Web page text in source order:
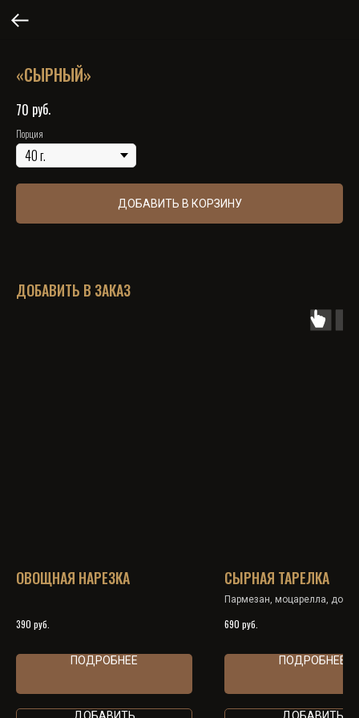
«СЫРНЫЙ»
70 руб.
Порция
ДОБАВИТЬ В КОРЗИНУ
ДОБАВИТЬ В ЗАКАЗ
ОВОЩНАЯ НАРЕЗКА
390 руб.
ПОДРОБНЕЕ
ДОБАВИТЬ
СЫРНАЯ ТАРЕЛКА
Пармезан, моцарелла, дор-
690 руб.
ПОДРОБНЕЕ
ДОБАВИТЬ